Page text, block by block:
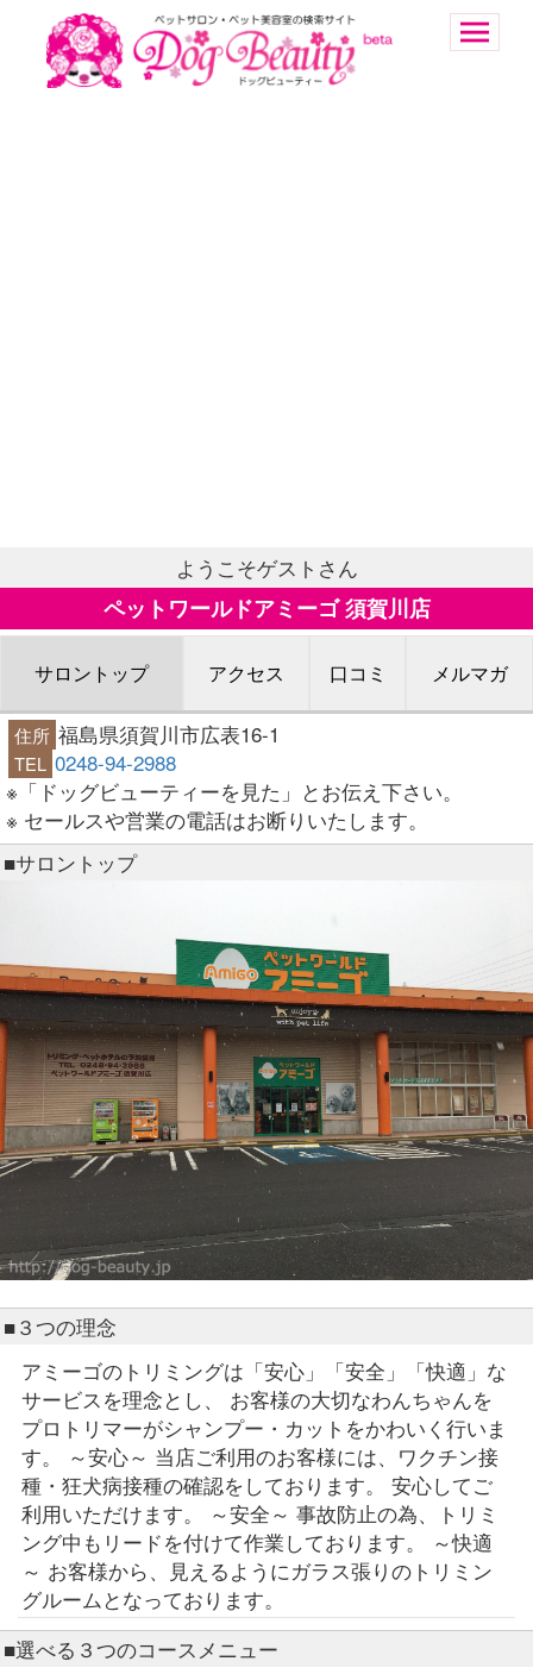
ようこそゲストさん
ペットワールドアミーゴ 須賀川店
サロントップ アクセス 口コミ メルマガ
住所 福島県須賀川市広表16-1
TEL 0248-94-2988
※「ドッグビューティーを見た」とお伝え下さい。
※ セールスや営業の電話はお断りいたします。
■サロントップ
■３つの理念
アミーゴのトリミングは「安心」「安全」「快適」な
サービスを理念とし、 お客様の大切なわんちゃんを
プロトリマーがシャンプー・カットをかわいく行いま
す。 ～安心～ 当店ご利用のお客様には、ワクチン接
種・狂犬病接種の確認をしております。 安心してご
利用いただけます。 ～安全～ 事故防止の為、トリミ
ング中もリードを付けて作業しております。 ～快適
～ お客様から、見えるようにガラス張りのトリミン
グルームとなっております。
■選べる３つのコースメニュー